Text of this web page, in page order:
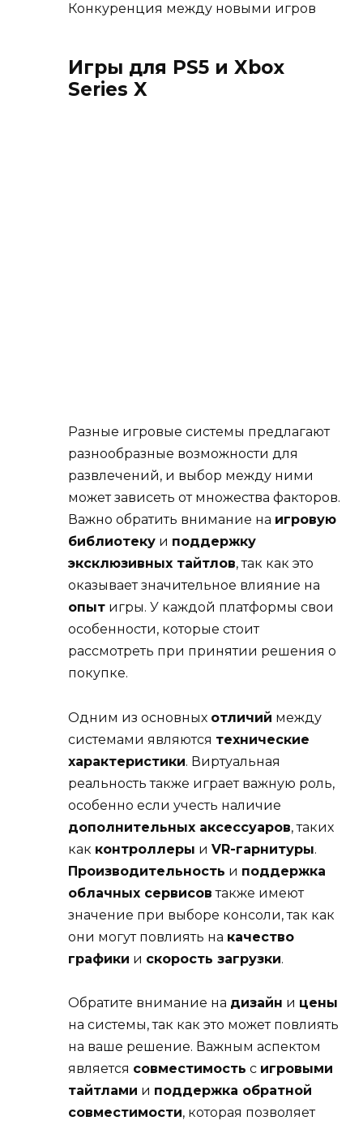
Конкуренция между новыми игров
Игры для PS5 и Xbox
Series X
Разные игровые системы предлагают
разнообразные возможности для
развлечений, и выбор между ними
может зависеть от множества факторов.
Важно обратить внимание на игровую
библиотеку и поддержку
эксклюзивных тайтлов, так как это
оказывает значительное влияние на
опыт игры. У каждой платформы свои
особенности, которые стоит
рассмотреть при принятии решения о
покупке.
Одним из основных отличий между
системами являются технические
характеристики. Виртуальная
реальность также играет важную роль,
особенно если учесть наличие
дополнительных аксессуаров, таких
как контроллеры и VR-гарнитуры.
Производительность и поддержка
облачных сервисов также имеют
значение при выборе консоли, так как
они могут повлиять на качество
графики и скорость загрузки.
Обратите внимание на дизайн и цены
на системы, так как это может повлиять
на ваше решение. Важным аспектом
является совместимость с игровыми
тайтлами и поддержка обратной
совместимости, которая позволяет